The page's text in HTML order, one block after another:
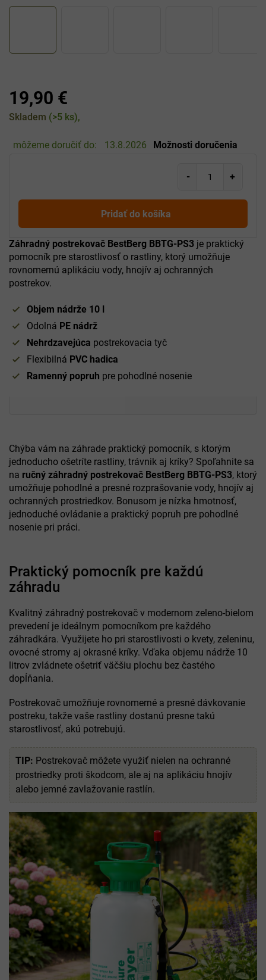
19,90 €
Jednotková
Skladem (>5 ks)
môžeme doručiť do: 13.8.2026 Možnosti doručenia
Pridať do košíka
Záhradný postrekovač BestBerg BBTG-PS3 je praktický
pomocník pre starostlivosť o rastliny, ktorý umožňuje
rovnomernú aplikáciu vody, hnojív aj ochranných
postrekov.
Objem nádrže 10 l
Odolná PE nádrž
Nehrdzavejúca postrekovacia tyč
Flexibilná PVC hadica
Ramenný popruh pre pohodlné nosenie
Chýba vám na záhrade praktický pomocník, s ktorým
jednoducho ošetríte rastliny, trávnik aj kríky? Spoľahnite sa
na ručný záhradný postrekovač BestBerg BBTG-PS3, ktorý
umožňuje pohodlné a presné rozprašovanie vody, hnojív aj
ochranných prostriedkov. Bonusom je nízka hmotnosť,
jednoduché ovládanie a praktický popruh pre pohodlné
nosenie pri práci.
Praktický pomocník pre každú
záhradu
Kvalitný záhradný postrekovač v modernom zeleno-bielom
prevedení je ideálnym pomocníkom pre každého
záhradkára. Využijete ho pri starostlivosti o kvety, zeleninu,
ovocné stromy aj okrasné kríky. Vďaka objemu nádrže 10
litrov zvládnete ošetriť väčšiu plochu bez častého
dopĺňania.
Postrekovač umožňuje rovnomerné a presné dávkovanie
postreku, takže vaše rastliny dostanú presne takú
starostlivosť, akú potrebujú.
TIP: Postrekovač môžete využiť nielen na ochranné
prostriedky proti škodcom, ale aj na aplikáciu hnojív
alebo jemné zavlažovanie rastlín.